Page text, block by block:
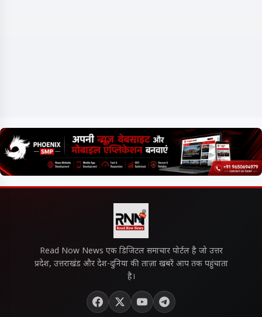
Read Now News एक डिजिटल समाचार पोर्टल है जो उत्तर
प्रदेश, उत्तराखंड और देश-दुनिया की ताज़ा खबरें आप तक पहुंचाता
है।